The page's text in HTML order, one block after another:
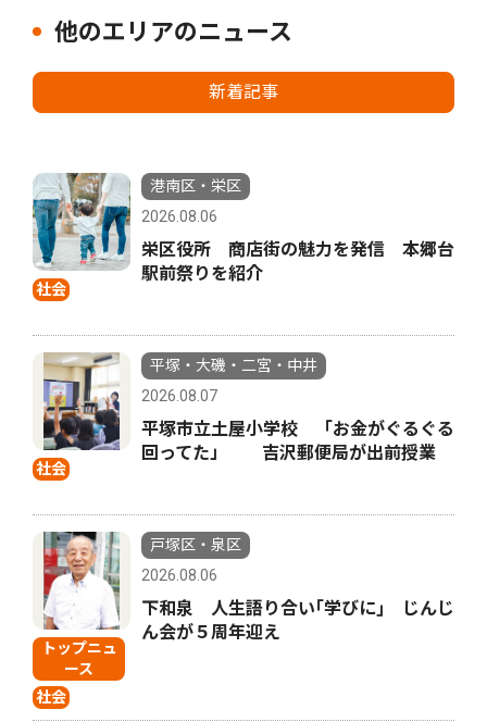
他のエリアのニュース
新着記事
社会
港南区・栄区
2026.08.06
栄区役所 商店街の魅力を発信 本郷台
駅前祭りを紹介
社会
平塚・大磯・二宮・中井
2026.08.07
平塚市立土屋小学校 「お金がぐるぐる
回ってた」 吉沢郵便局が出前授業
トップニュ
ース
社会
戸塚区・泉区
2026.08.06
下和泉 人生語り合い｢学びに｣ じんじ
ん会が５周年迎え